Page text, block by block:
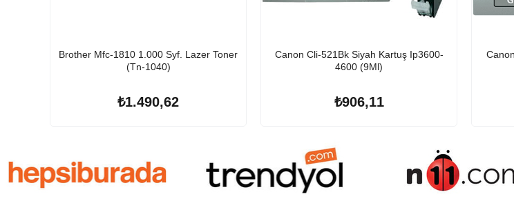
Brother Mfc-1810 1.000 Syf. Lazer Toner
(Tn-1040)
₺1.490,62
Canon Cli-521Bk Siyah Kartuş Ip3600-
4600 (9Ml)
₺906,11